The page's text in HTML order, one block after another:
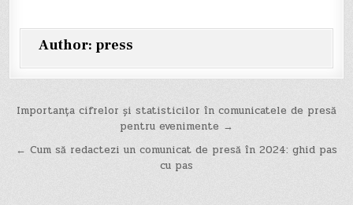
Author: press
Navigare
articole
Importanța cifrelor și statisticilor în comunicatele de presă
pentru evenimente →
← Cum să redactezi un comunicat de presă în 2024: ghid pas
cu pas